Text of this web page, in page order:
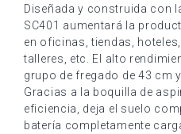
Diseñada y construida con
SC401 aumentará la
en oficinas, tiendas,
talleres, etc. El alto
grupo de fregado de 43 cm
Gracias a la boquilla de
eficiencia, deja el suelo
batería completamente